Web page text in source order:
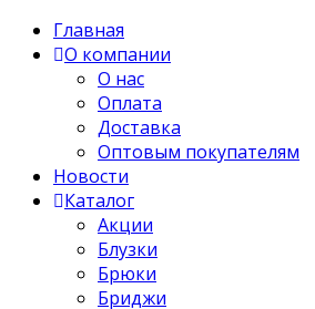
Главная
О компании
О нас
Оплата
Доставка
Оптовым покупателям
Новости
Каталог
Акции
Блузки
Брюки
Бриджи